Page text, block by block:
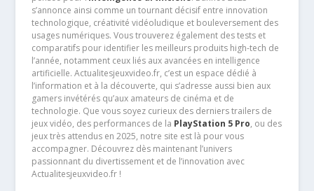
s’annonce ainsi comme un tournant décisif entre innovation
technologique, créativité vidéoludique et bouleversement des
usages numériques. Vous trouverez également des tests et
comparatifs pour identifier les meilleurs produits high-tech de
l’année, notamment ceux liés aux avancées en intelligence
artificielle. Actualitesjeuxvideo.fr, c’est un espace dédié à
l’information et à la découverte, qui s’adresse aussi bien aux
gamers invétérés qu’aux amateurs de cinéma et de
technologie. Que vous soyez curieux des derniers trailers de
jeux vidéo, des performances de la PlayStation 5 Pro, ou des
jeux très attendus en 2025, notre site est là pour vous
accompagner. Découvrez dès maintenant l’univers
passionnant du divertissement et de l’innovation avec
Actualitesjeuxvideo.fr !